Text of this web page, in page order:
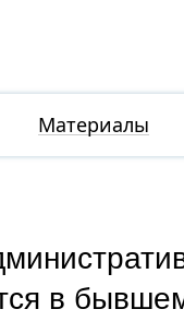
Материалы
в